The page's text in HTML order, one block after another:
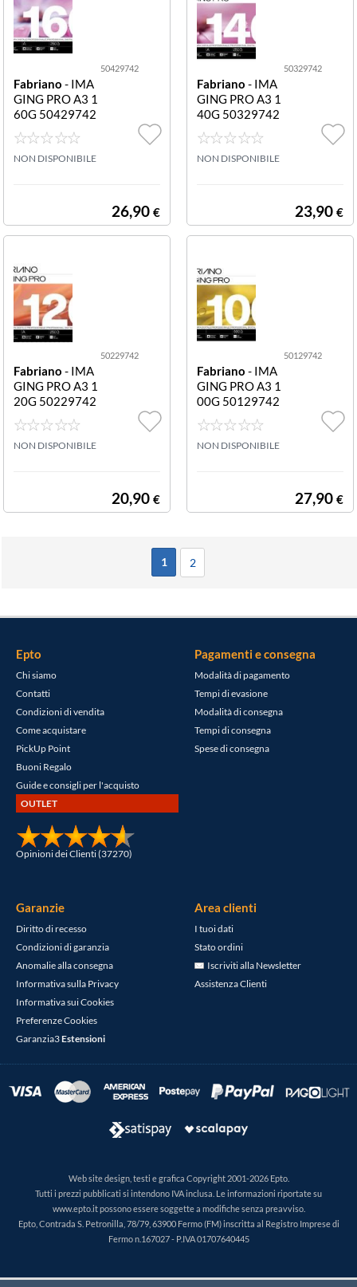
50429742
Fabriano - IMA
GING PRO A3 1
60G 50429742
IMAGING PRO
A3 160g
NON DISPONIBILE
26,90 €
50329742
Fabriano - IMA
GING PRO A3 1
40G 50329742
IMAGING PRO
A3 140g
NON DISPONIBILE
23,90 €
50229742
Fabriano - IMA
GING PRO A3 1
20G 50229742
IMAGING PRO
A3 120g
NON DISPONIBILE
20,90 €
50129742
Fabriano - IMA
GING PRO A3 1
00G 50129742
IMAGING PRO
A3 100g
NON DISPONIBILE
27,90 €
1 2
Epto
Chi siamo
Contatti
Condizioni di vendita
Come acquistare
PickUp Point
Buoni Regalo
Guide e consigli per l'acquisto
OUTLET
Opinioni dei Clienti (37270)
Pagamenti e consegna
Modalità di pagamento
Tempi di evasione
Modalità di consegna
Tempi di consegna
Spese di consegna
Garanzie
Diritto di recesso
Condizioni di garanzia
Anomalie alla consegna
Informativa sulla Privacy
Informativa sui Cookies
Preferenze Cookies
Garanzia3Estensioni
Area clienti
I tuoi dati
Stato ordini
Iscriviti alla Newsletter
Assistenza Clienti
Web site design, testi e grafica Copyright 2001-2026 Epto.
Tutti i prezzi pubblicati si intendono IVA inclusa. Le informazioni riportate su
www.epto.it possono essere soggette a modifiche senza preavviso.
Epto, Contrada S. Petronilla, 78/79, 63900 Fermo (FM) inscritta al Registro Imprese di
Fermo n.167027 - P.IVA 01707640445